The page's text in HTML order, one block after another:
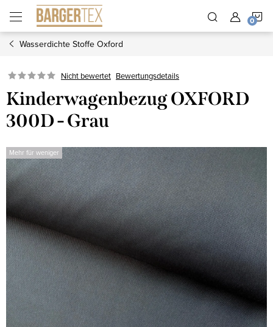
Inhalt
springen
Wasserdichte Stoffe Oxford
Nicht bewertet Bewertungsdetails
Kinderwagenbezug OXFORD
300D - Grau
Mehr für weniger